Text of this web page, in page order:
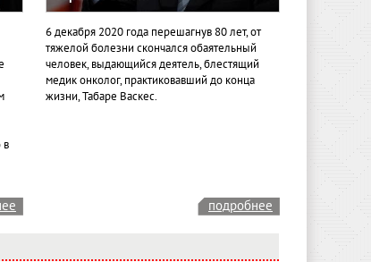
в
6 декабря 2020 года перешагнув 80 лет, от
тяжелой болезни скончался обаятельный
человек, выдающийся деятель, блестящий
медик онколог, практиковавший до конца
жизни, Табаре Васкес.
подробнее